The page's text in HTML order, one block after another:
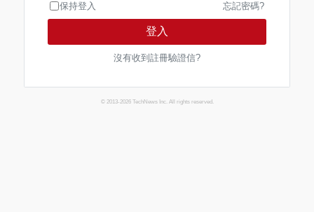
保持登入 忘記密碼?
登入
沒有收到註冊驗證信?
© 2013-2026 TechNews Inc. All rights reserved.